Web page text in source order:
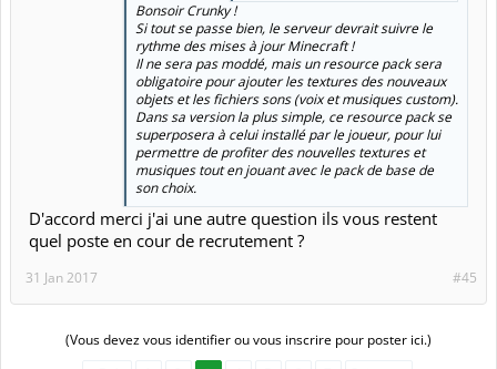
Bonsoir Crunky !
Si tout se passe bien, le serveur devrait suivre le
rythme des mises à jour Minecraft !
Il ne sera pas moddé, mais un resource pack sera
obligatoire pour ajouter les textures des nouveaux
objets et les fichiers sons (voix et musiques custom).
Dans sa version la plus simple, ce resource pack se
superposera à celui installé par le joueur, pour lui
permettre de profiter des nouvelles textures et
musiques tout en jouant avec le pack de base de
son choix.
D'accord merci j'ai une autre question ils vous restent
quel poste en cour de recrutement ?
#45
31 Jan 2017
(Vous devez vous identifier ou vous inscrire pour poster ici.)